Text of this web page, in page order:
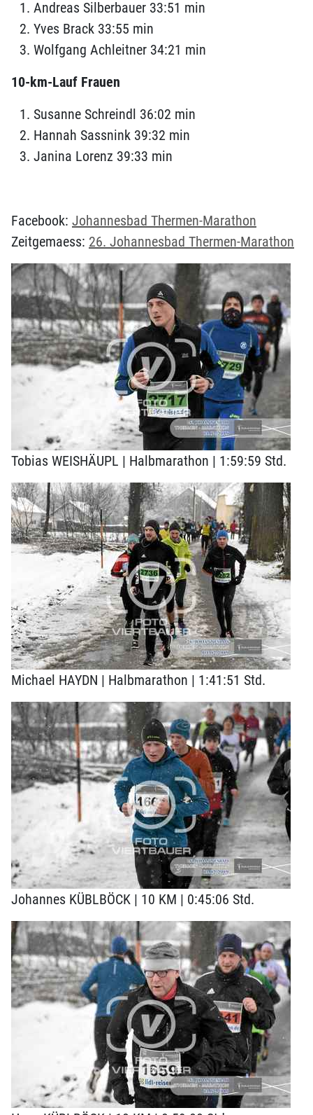
Andreas Silberbauer 33:51 min
Yves Brack 33:55 min
Wolfgang Achleitner 34:21 min
10-km-Lauf Frauen
Susanne Schreindl 36:02 min
Hannah Sassnink 39:32 min
Janina Lorenz 39:33 min
Facebook: Johannesbad Thermen-Marathon
Zeitgemaess: 26. Johannesbad Thermen-Marathon
Tobias WEISHÄUPL | Halbmarathon | 1:59:59 Std.
Michael HAYDN | Halbmarathon | 1:41:51 Std.
Johannes KÜBLBÖCK | 10 KM | 0:45:06 Std.